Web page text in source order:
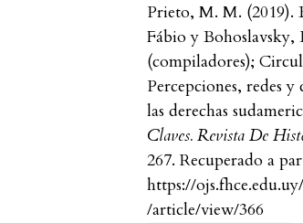
Prieto, M. M. (2019).
Fábio y Bohoslavsky,
(compiladores);
Percepciones, redes
las derechas
Claves. Revista De
267. Recuperado a
https://
/article/view/366